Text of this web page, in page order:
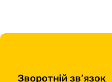
Зворотній зв’язок